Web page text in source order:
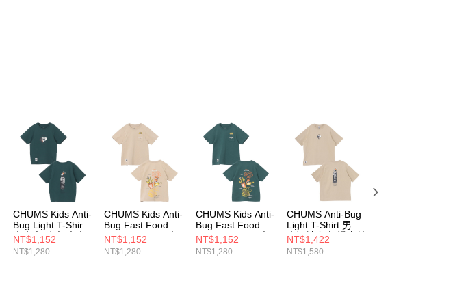
CHUMS Kids Anti-
Bug Light T-Shirt
中大童 防蟲 中大
童 短袖上衣 深藍
綠
NT$1,152
NT$1,280
CHUMS Kids Anti-
Bug Fast Food
Pocket T-Shirt 中
大童 防蟲 中大童
短袖上衣 淺卡其綠
NT$1,152
NT$1,280
CHUMS Kids Anti-
Bug Fast Food
Pocket T-Shirt 中
大童 防蟲 中大童
短袖上衣 深藍綠
NT$1,152
NT$1,280
CHUMS Anti-Bug
Light T-Shirt 男 防
蟲短袖上衣 淺卡其
綠
CH012717M126
NT$1,422
NT$1,580